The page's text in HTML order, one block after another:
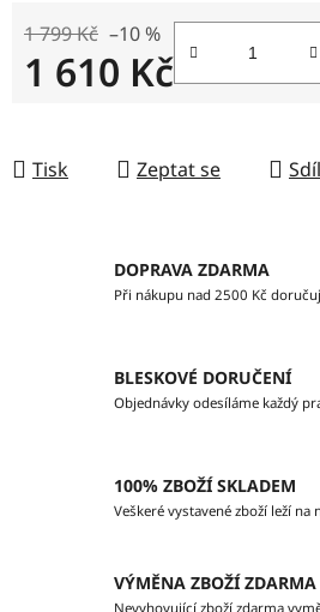
1 799 Kč –10 %
1 610 Kč
Tisk Zeptat se
DOPRAVA ZDARMA
Při nákupu nad 2500 Kč
BLESKOVÉ DORUČENÍ
Objednávky odesíláme každý
100% ZBOŽÍ SKLADEM
Veškeré vystavené zboží leží na
VÝMĚNA ZBOŽÍ ZDARMA
Nevyhovující zboží zdarma